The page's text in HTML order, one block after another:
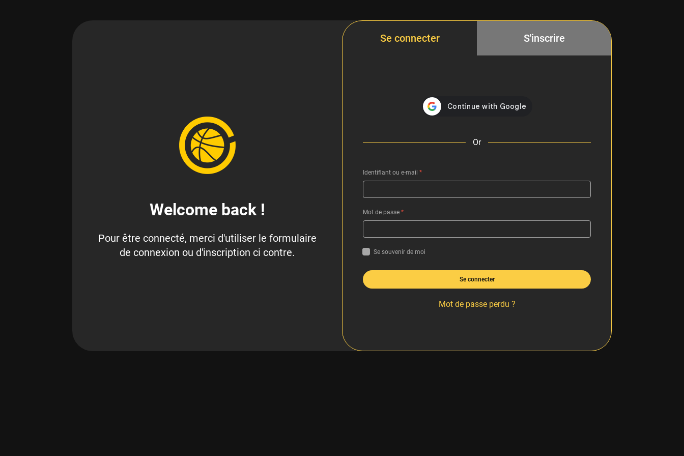
Welcome back !
Pour être connecté, merci d'utiliser le formulaire
de connexion ou d'inscription ci contre.
Se connecter S'inscrire
Or
Identifiant ou e-mail *
Mot de passe *
Se souvenir de moi
Se connecter
Mot de passe perdu ?